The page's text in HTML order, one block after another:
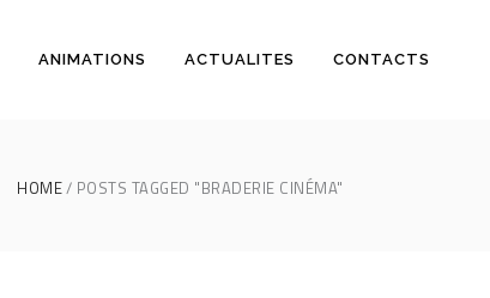
ANIMATIONS ACTUALITES CONTACTS
HOME POSTS TAGGED "BRADERIE CINÉMA"